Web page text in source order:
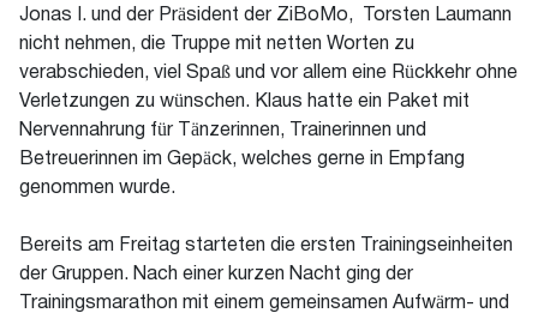
Jonas I. und der Präsident der ZiBoMo, Torsten Laumann
nicht nehmen, die Truppe mit netten Worten zu
verabschieden, viel Spaß und vor allem eine Rückkehr ohne
Verletzungen zu wünschen. Klaus hatte ein Paket mit
Nervennahrung für Tänzerinnen, Trainerinnen und
Betreuerinnen im Gepäck, welches gerne in Empfang
genommen wurde.
Bereits am Freitag starteten die ersten Trainingseinheiten
der Gruppen. Nach einer kurzen Nacht ging der
Trainingsmarathon mit einem gemeinsamen Aufwärm- und